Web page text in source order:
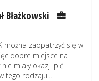
Błażkowski
można zaopatrzyć się w
dobre miejsce na
miały okazji pić
tego rodzaju...